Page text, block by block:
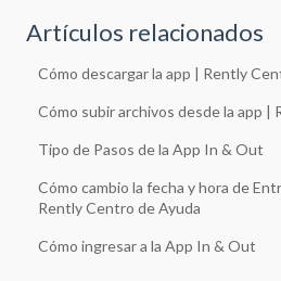
Artículos relacionados
Cómo descargar la app | Rently
Cómo subir archivos desde la app |
Tipo de Pasos de la App In & Out
Cómo cambio la fecha y hora de
Rently Centro de Ayuda
Cómo ingresar a la App In & Out